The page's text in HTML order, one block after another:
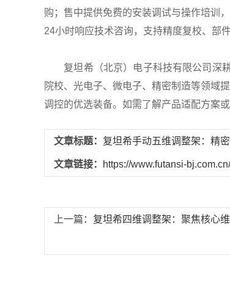
购；售中提供免费的安装调试与操作培训
24小时响应技术咨询，支持精度复校、部
复坦希（北京）电子科技有限公司深耕
院校、光电子、微电子、精密制造等领域
调控的优选装备。如需了解产品适配方案
文章标题： 复坦希手动五维调整架：精
文章链接： https://www.futansi-
上一篇： 复坦希四维调整架：聚焦核心